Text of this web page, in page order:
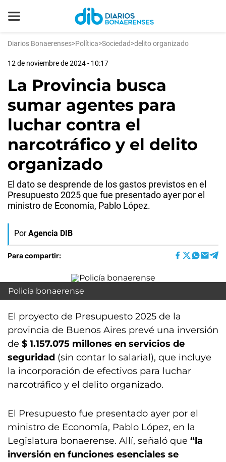
Diarios Bonaerenses>Política>Sociedad>delito organizado
12 de noviembre de 2024 - 10:17
La Provincia busca
sumar agentes para
luchar contra el
narcotráfico y el delito
organizado
El dato se desprende de los gastos previstos en el
Presupuesto 2025 que fue presentado ayer por el
ministro de Economía, Pablo López.
Por Agencia DIB
Para compartir:
Policía bonaerense
El proyecto de Presupuesto 2025 de la
provincia de Buenos Aires prevé una inversión
de $ 1.157.075 millones en servicios de
seguridad (sin contar lo salarial), que incluye
la incorporación de efectivos para luchar
narcotráfico y el delito organizado.
El Presupuesto fue presentado ayer por el
ministro de Economía, Pablo López, en la
Legislatura bonaerense. Allí, señaló que “la
inversión en funciones esenciales se